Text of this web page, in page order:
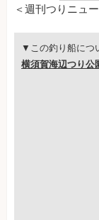
＜週刊つりニュ
▼この釣り船につ
横須賀海辺つり公